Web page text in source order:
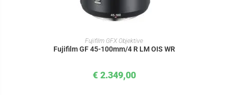
IN DEN WARENKORB
Fujifilm GFX Objektive
Fujifilm GF 45-100mm/4 R LM OIS WR
€ 2.349,00